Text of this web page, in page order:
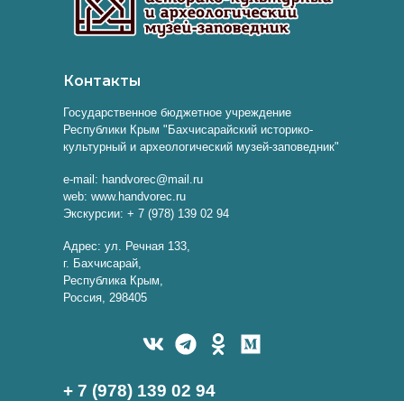
Контакты
Государственное бюджетное учреждение
Республики Крым "Бахчисарайский историко-
культурный и археологический музей-заповедник"
e-mail: handvorec@mail.ru
web: www.handvorec.ru
Экскурсии: + 7 (978) 139 02 94
Адрес: ул. Речная 133,
г. Бахчисарай,
Республика Крым,
Россия, 298405
+ 7 (978) 139 02 94